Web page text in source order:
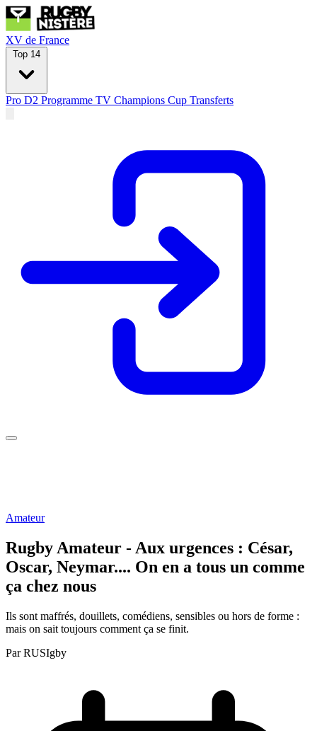
XV de France
Top 14
Pro D2 Programme TV Champions Cup Transferts
Amateur
Rugby Amateur - Aux urgences : César,
Oscar, Neymar.... On en a tous un comme
ça chez nous
Ils sont maffrés, douillets, comédiens, sensibles ou hors de forme :
mais on sait toujours comment ça se finit.
Par RUSIgby